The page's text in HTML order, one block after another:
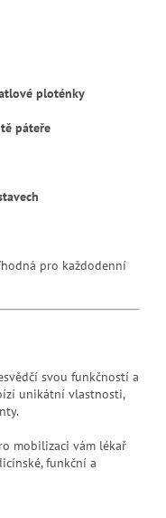
ploténky
páteře
pro každodenní
svou funkčností a
unikátní vlastnosti,
mobilizaci vám lékař
funkční a